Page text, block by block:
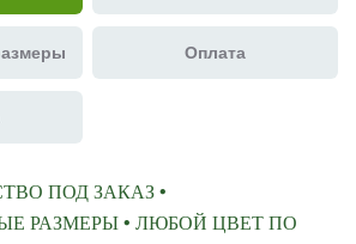
Оплата
ПОД ЗАКАЗ •
РАЗМЕРЫ • ЛЮБОЙ ЦВЕТ ПО